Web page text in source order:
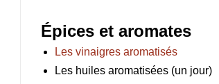
Épices et aromates
Les vinaigres aromatisés
Les huiles aromatisées (un jour)